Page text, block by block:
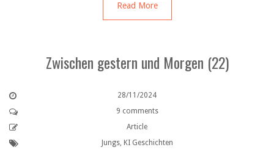
Read More
Zwischen gestern und Morgen (22)
28/11/2024
9 comments
Article
Jungs, KI Geschichten